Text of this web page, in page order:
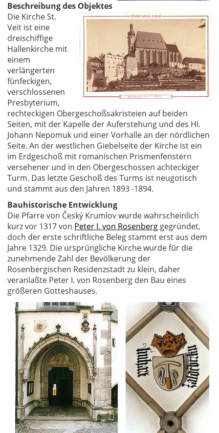
Beschreibung des Objektes
Die Kirche St.
Veit ist eine
dreischiffige
Hallenkirche mit
einem
verlängerten
fünfeckigen,
verschlossenen
Presbyterium,
rechteckigen Obergeschoßsakristeien auf beiden
Seiten, mit der Kapelle der Auferstehung und des Hl.
Johann Nepomuk und einer Vorhalle an der nördlichen
Seite. An der westlichen Giebelseite der Kirche ist ein
im Erdgeschoß mit romanischen Prismenfenstern
versehener und in den Obergeschossen achteckiger
Turm. Das letzte Geschoß des Turms ist neugotisch
und stammt aus den Jahren 1893 -1894.
Bauhistorische Entwicklung
Die Pfarre von Český Krumlov wurde wahrscheinlich
kurz vor 1317 von Peter I. von Rosenberggegründet,
doch der erste schriftliche Beleg stammt erst aus dem
Jahre 1329. Die ursprüngliche Kirche wurde für die
zunehmende Zahl der Bevölkerung der
Rosenbergischen Residenzstadt zu klein, daher
veranlaßte Peter I. von Rosenberg den Bau eines
größeren Gotteshauses.